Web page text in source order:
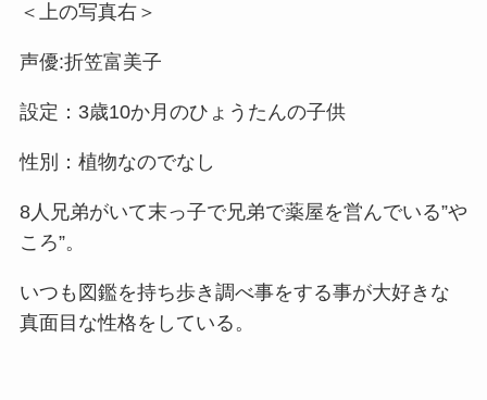
＜上の写真右＞
声優:折笠富美子
設定：3歳10か月のひょうたんの子供
性別：植物なのでなし
8人兄弟がいて末っ子で兄弟で薬屋を営んでいる”や
ころ”。
いつも図鑑を持ち歩き調べ事をする事が大好きな
真面目な性格をしている。